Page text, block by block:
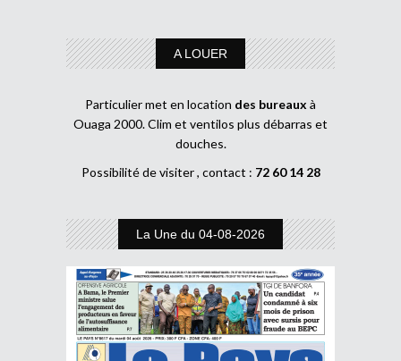
A LOUER
Particulier met en location des bureaux à
Ouaga 2000. Clim et ventilos plus débarras et
douches.
Possibilité de visiter , contact : 72 60 14 28
La Une du 04-08-2026